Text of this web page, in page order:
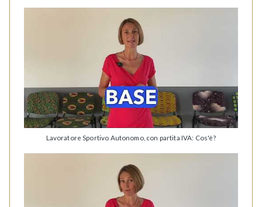
Lavoratore Sportivo Autonomo, con partita IVA: Cos'è?